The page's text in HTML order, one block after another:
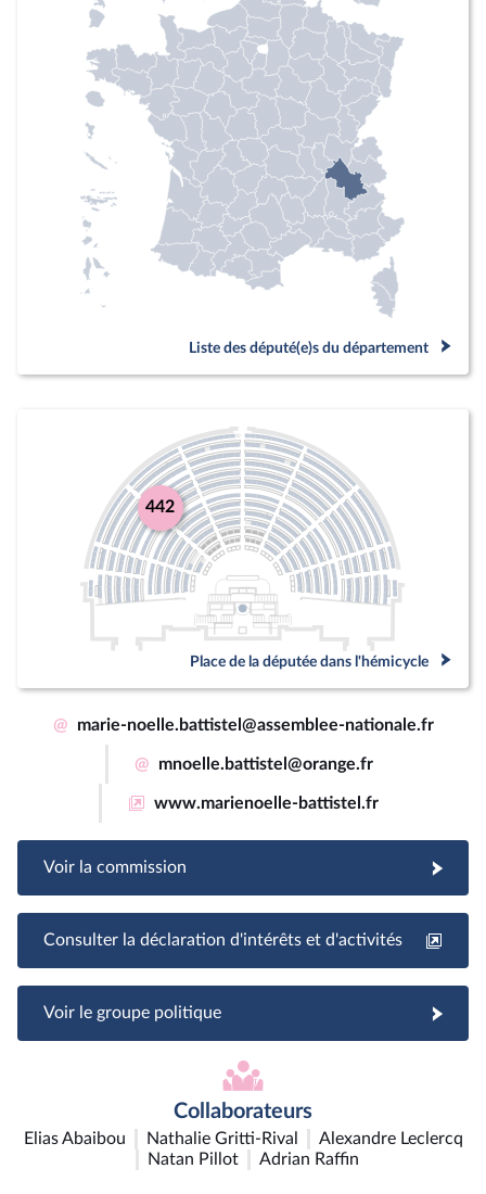
Liste des député(e)s du département
442
Place de la députée dans l'hémicycle
@ marie-noelle.battistel@assemblee-nationale.fr
@ mnoelle.battistel@orange.fr
www.marienoelle-battistel.fr
Voir la commission
Consulter la déclaration d'intérêts et d'activités
Voir le groupe politique
Collaborateurs
Elias Abaibou Nathalie Gritti-Rival
Alexandre Leclercq
Natan Pillot
Adrian Raffin